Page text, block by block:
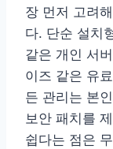
장 먼저 고려
다. 단순 설치
같은 개인 서
이즈 같은 유
든 관리는 본
보안 패치를
쉽다는 점은